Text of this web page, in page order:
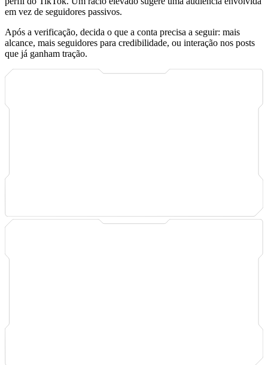
em vez de seguidores passivos.
Após a verificação, decida o que a conta precisa a seguir: mais
alcance, mais seguidores para credibilidade, ou interação nos posts
que já ganham tração.